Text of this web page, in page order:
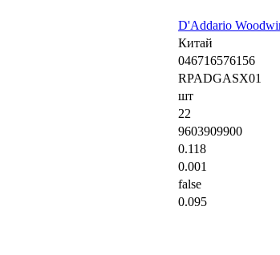
D'Addario
Китай
046716576156
RPADGASX01
шт
22
9603909900
0.118
0.001
false
0.095